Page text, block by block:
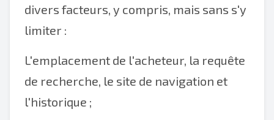
divers facteurs, y compris, mais sans s'y
limiter :
L'emplacement de l'acheteur, la requête
de recherche, le site de navigation et
l'historique ;